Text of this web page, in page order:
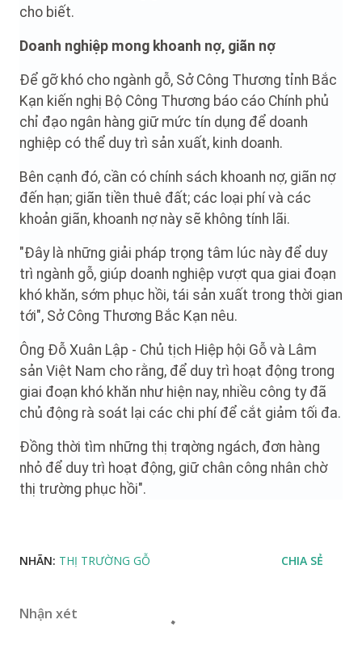
cho biết.
Doanh nghiệp mong khoanh nợ, giãn nợ
Để gỡ khó cho ngành gỗ, Sở Công Thương tỉnh Bắc
Kạn kiến nghị Bộ Công Thương báo cáo Chính phủ
chỉ đạo ngân hàng giữ mức tín dụng để doanh
nghiệp có thể duy trì sản xuất, kinh doanh.
Bên cạnh đó, cần có chính sách khoanh nợ, giãn nợ
đến hạn; giãn tiền thuê đất; các loại phí và các
khoản giãn, khoanh nợ này sẽ không tính lãi.
"Đây là những giải pháp trọng tâm lúc này để duy
trì ngành gỗ, giúp doanh nghiệp vượt qua giai đoạn
khó khăn, sớm phục hồi, tái sản xuất trong thời gian
tới", Sở Công Thương Bắc Kạn nêu.
Ông Đỗ Xuân Lập - Chủ tịch Hiệp hội Gỗ và Lâm
sản Việt Nam cho rằng, để duy trì hoạt động trong
giai đoạn khó khăn như hiện nay, nhiều công ty đã
chủ động rà soát lại các chi phí để cắt giảm tối đa.
Đồng thời tìm những thị trƣờng ngách, đơn hàng
nhỏ để duy trì hoạt động, giữ chân công nhân chờ
thị trường phục hồi".
NHÃN: THỊ TRƯỜNG GỖ CHIA SẺ
Nhận xét